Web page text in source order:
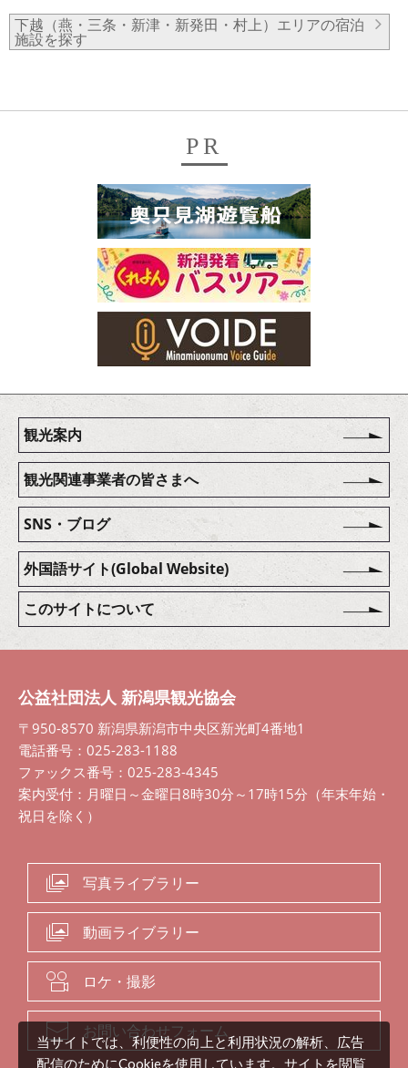
下越（燕・三条・新津・新発田・村上）エリアの宿泊
施設を探す
PR
観光案内
観光関連事業者の皆さまへ
SNS・ブログ
外国語サイト(Global Website)
このサイトについて
公益社団法人 新潟県観光協会
〒950-8570 新潟県新潟市中央区新光町4番地1
電話番号：025-283-1188
ファックス番号：025-283-4345
案内受付：月曜日～金曜日8時30分～17時15分（年末年始・
祝日を除く）
写真ライブラリー
動画ライブラリー
ロケ・撮影
お問い合わせフォーム
当サイトでは、利便性の向上と利用状況の解析、広告
配信のためにCookieを使用しています。サイトを閲覧